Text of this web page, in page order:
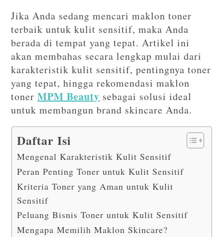
Jika Anda sedang mencari maklon toner
terbaik untuk kulit sensitif, maka Anda
berada di tempat yang tepat. Artikel ini
akan membahas secara lengkap mulai dari
karakteristik kulit sensitif, pentingnya toner
yang tepat, hingga rekomendasi maklon
tonerMPM Beauty sebagai solusi ideal
untuk membangun brand skincare Anda.
Daftar Isi
Mengenal Karakteristik Kulit Sensitif
Peran Penting Toner untuk Kulit Sensitif
Kriteria Toner yang Aman untuk Kulit
Sensitif
Peluang Bisnis Toner untuk Kulit Sensitif
Mengapa Memilih Maklon Skincare?